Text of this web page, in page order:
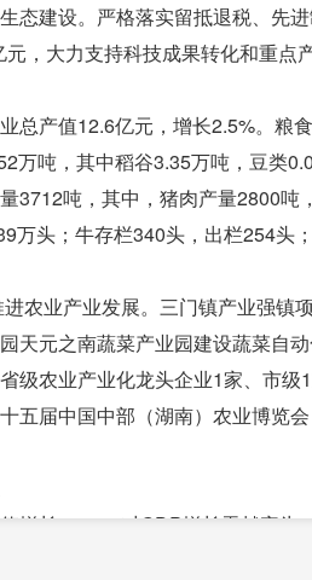
态建设。严格落实留抵退税、先
，大力支持科技成果转化和重点
总产值12.6亿元，增长2.5%。粮
万吨，其中稻谷3.35万吨，豆类
3712吨，其中，猪肉产量2800
万头；牛存栏340头，出栏254头
农业产业发展。三门镇产业强镇
天元之南蔬菜产业园建设蔬菜自
级农业产业化龙头企业1家、市
五届中国中部（湖南）农业博览
增长7.9%，对GDP增长贡献率
专精特新企业41家，国家级“小